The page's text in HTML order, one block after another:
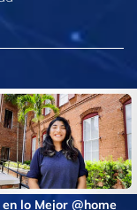
lo Mejor @home